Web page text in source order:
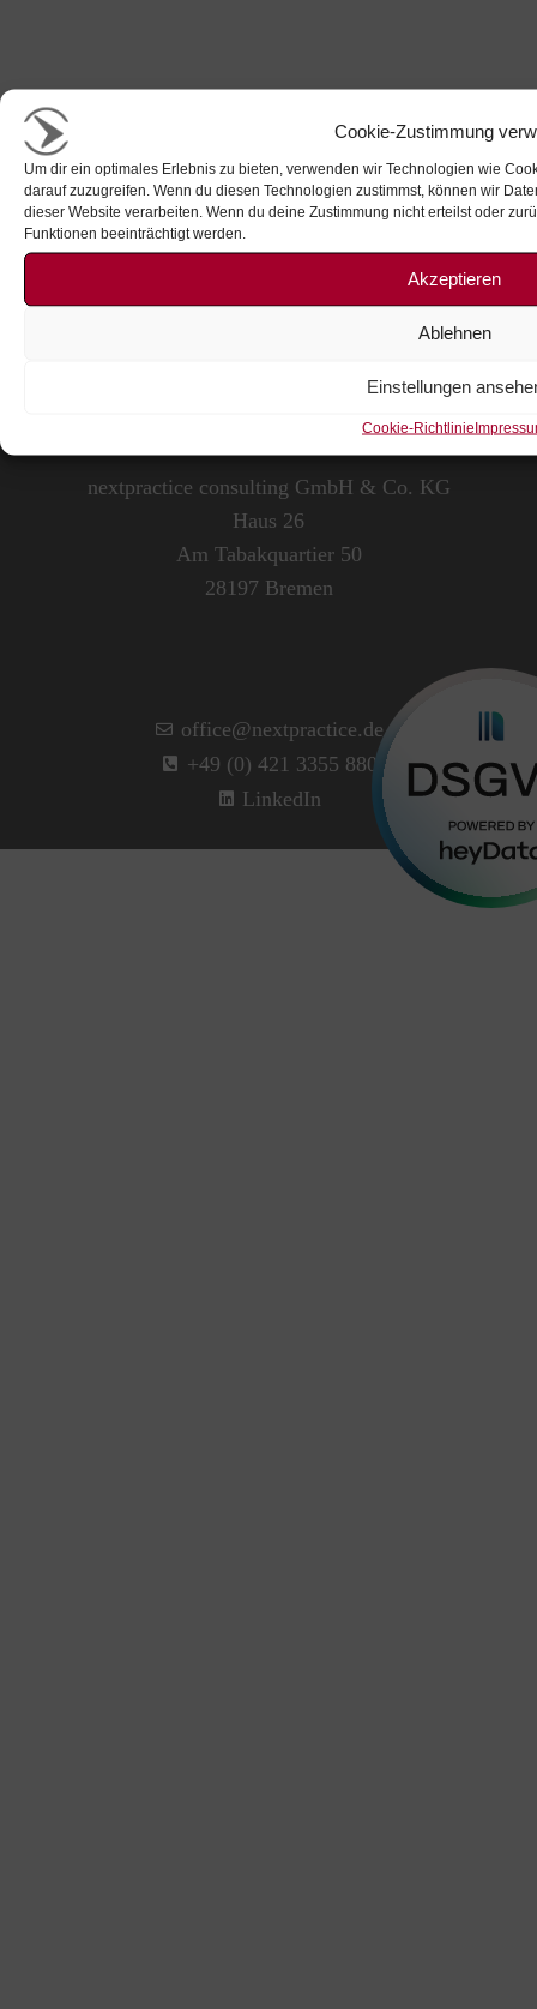
Cookie-Zustimmung
Um dir ein optimales Erlebnis zu bieten, verwenden wir Technologien wie
darauf zuzugreifen. Wenn du diesen Technologien zustimmst, können wir
dieser Website verarbeiten. Wenn du deine Zustimmung nicht erteilst oder
Funktionen beeinträchtigt werden.
Akzeptieren
Ablehnen
Einstellungen
Cookie-Richtlinie
Impressum
Datenschutz
Kontakt
nextpractice consulting GmbH & Co. KG
Haus 26
Am Tabakquartier 50
28197 Bremen
office@nextpractice.de
+49 (0) 421 3355 880
LinkedIn